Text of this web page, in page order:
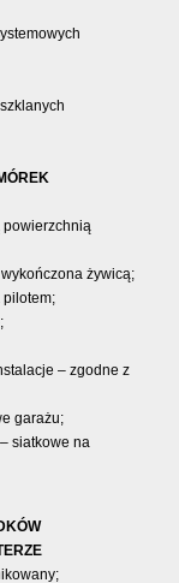
powierzchnią
żywicą;
pilotem;
– zgodne z
garażu;
siatkowe na